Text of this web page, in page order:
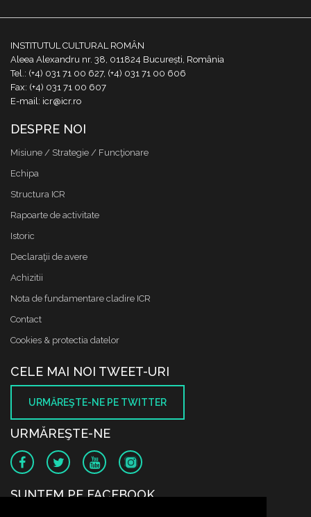
INSTITUTUL CULTURAL ROMÂN
Aleea Alexandru nr. 38, 011824 București, România
Tel.: (+4) 031 71 00 627, (+4) 031 71 00 606
Fax: (+4) 031 71 00 607
E-mail: icr@icr.ro
DESPRE NOI
Misiune / Strategie / Funcţionare
Echipa
Structura ICR
Rapoarte de activitate
Istoric
Declaraţii de avere
Achizitii
Nota de fundamentare cladire ICR
Contact
Cookies & protectia datelor
CELE MAI NOI TWEET-URI
URMĂREŞTE-NE PE TWITTER
URMĂREŞTE-NE
SUNTEM PE FACEBOOK